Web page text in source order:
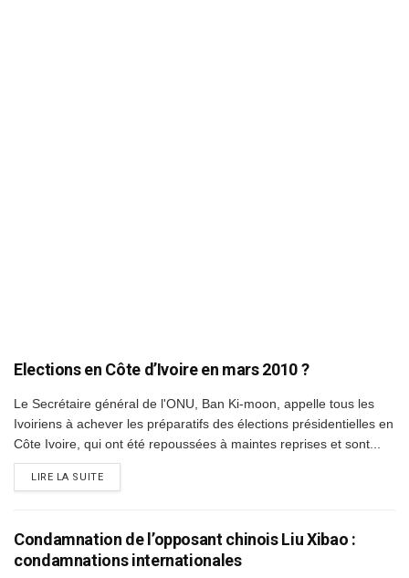
Elections en Côte d’Ivoire en mars 2010 ?
Le Secrétaire général de l'ONU, Ban Ki-moon, appelle tous les
Ivoiriens à achever les préparatifs des élections présidentielles en
Côte Ivoire, qui ont été repoussées à maintes reprises et sont...
LIRE LA SUITEDETAILS
Condamnation de l’opposant chinois Liu Xibao :
condamnations internationales